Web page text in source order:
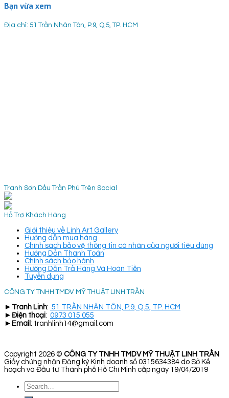
Bạn vừa xem
Địa chỉ: 51 Trần Nhân Tôn, P.9, Q.5, TP. HCM
Tranh Sơn Dầu Trần Phú Trên Social
Hỗ Trợ Khách Hàng
Giới thiệu về Linh Art Gallery
Hướng dẫn mua hàng
Chính sách bảo vệ thông tin cá nhân của người tiêu dùng
Hướng Dẫn Thanh Toán
Chính sách bảo hành
Hướng Dẫn Trả Hàng Và Hoàn Tiền
Tuyển dụng
CÔNG TY TNHH TMDV MỸ THUẬT LINH TRẦN
► Tranh Linh: 51 TRẦN NHÂN TÔN, P.9, Q.5, TP. HCM
► Điện thoại: 0973 015 055
► Email : tranhlinh14@gmail.com
Copyright 2026 © CÔNG TY TNHH TMDV MỸ THUẬT LINH TRẦN
Giấy chứng nhận Đăng ký Kinh doanh số 0315634384 do Sở Kế
hoạch và Đầu tư Thành phố Hồ Chí Minh cấp ngày 19/04/2019
Search
for: